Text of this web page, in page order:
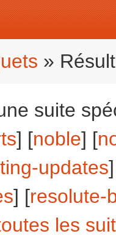
»
suite
] [noble] [
updates
] [resolute-
les